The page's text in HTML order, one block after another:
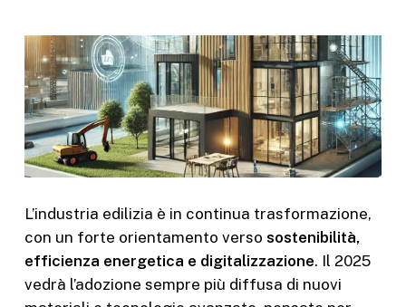
L’industria edilizia è in continua trasformazione,
con un forte orientamento verso sostenibilità,
efficienza energetica e digitalizzazione. Il 2025
vedrà l’adozione sempre più diffusa di nuovi